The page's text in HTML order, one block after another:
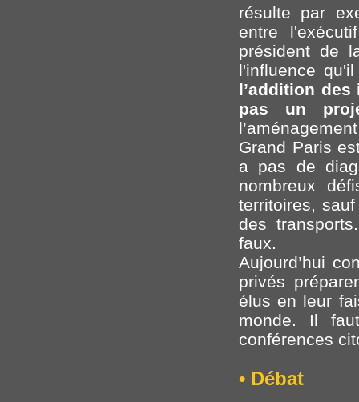
résulte par
entre
président de
l'influence
l’addition
pas un
Grand Paris
a pas de
nombreux
territoires,
des
faux.
Aujourd’hui
privés
élus en leur
monde. Il
conférences
• Débat